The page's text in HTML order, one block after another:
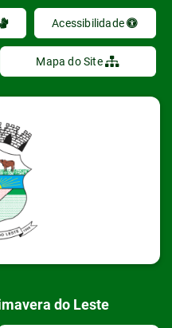
Acessibilidade
Mapa do Site
do Leste